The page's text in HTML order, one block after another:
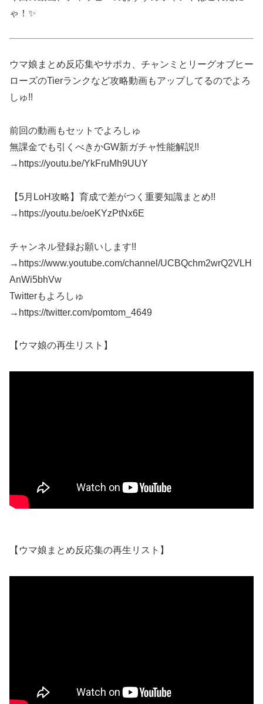
ゃ！✨
ウマ娘まとめ反応集やサポカ、チャンミとリーグオブヒー
ローズのTierランクなど攻略動画もアップしてるのでよろ
しゅ!!
前回の動画もセットでよろしゅ
無課金でも引くべきかGW新ガチャ性能解説!!
→https://youtu.be/YkFruMh9UUY
【5月LoH攻略】育成で差がつく重要知識まとめ!!
→https://youtu.be/oeKYzPtNx6E
チャンネル登録お願いします!!
→https://www.youtube.com/channel/UCBQchm2wrQ2VLH
AnWi5bhVw
Twitterもよろしゅ
→https://twitter.com/pomtom_4649
【ウマ娘の再生リスト】
【ウマ娘まとめ反応集の再生リスト】